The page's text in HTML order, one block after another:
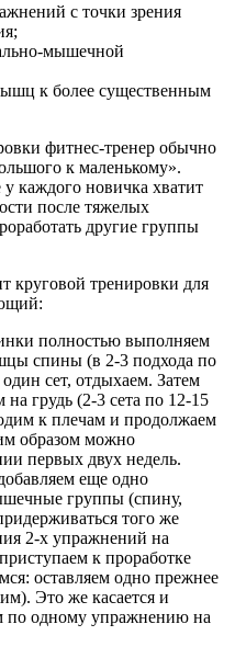
с точки зрения
мышечной
к более существенным
фитнес-тренер обычно
к маленькому».
каждого новичка хватит
после тяжелых
другие группы
круговой тренировки для
полностью выполняем
спины (в 2-3 подхода по
сет, отдыхаем. Затем
грудь (2-3 сета по 12-15
к плечам и продолжаем
образом можно
первых двух недель.
еще одно
группы (спину,
того же
2-х упражнений на
к проработке
оставляем одно прежнее
Это же касается и
одному упражнению на